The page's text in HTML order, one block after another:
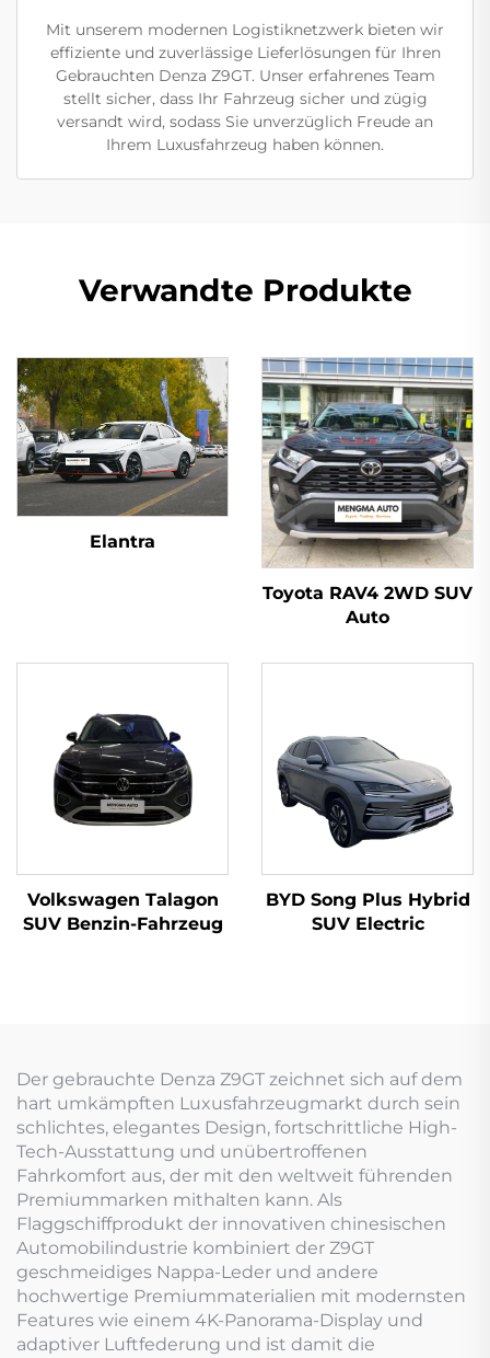
Mit unserem modernen Logistiknetzwerk bieten wir
effiziente und zuverlässige Lieferlösungen für Ihren
Gebrauchten Denza Z9GT. Unser erfahrenes Team
stellt sicher, dass Ihr Fahrzeug sicher und zügig
versandt wird, sodass Sie unverzüglich Freude an
Ihrem Luxusfahrzeug haben können.
Verwandte Produkte
Elantra
Toyota RAV4 2WD SUV
Auto
Volkswagen Talagon
SUV Benzin-Fahrzeug
BYD Song Plus Hybrid
SUV Electric
Der gebrauchte Denza Z9GT zeichnet sich auf dem
hart umkämpften Luxusfahrzeugmarkt durch sein
schlichtes, elegantes Design, fortschrittliche High-
Tech-Ausstattung und unübertroffenen
Fahrkomfort aus, der mit den weltweit führenden
Premiummarken mithalten kann. Als
Flaggschiffprodukt der innovativen chinesischen
Automobilindustrie kombiniert der Z9GT
geschmeidiges Nappa-Leder und andere
hochwertige Premiummaterialien mit modernsten
Features wie einem 4K-Panorama-Display und
adaptiver Luftfederung und ist damit die